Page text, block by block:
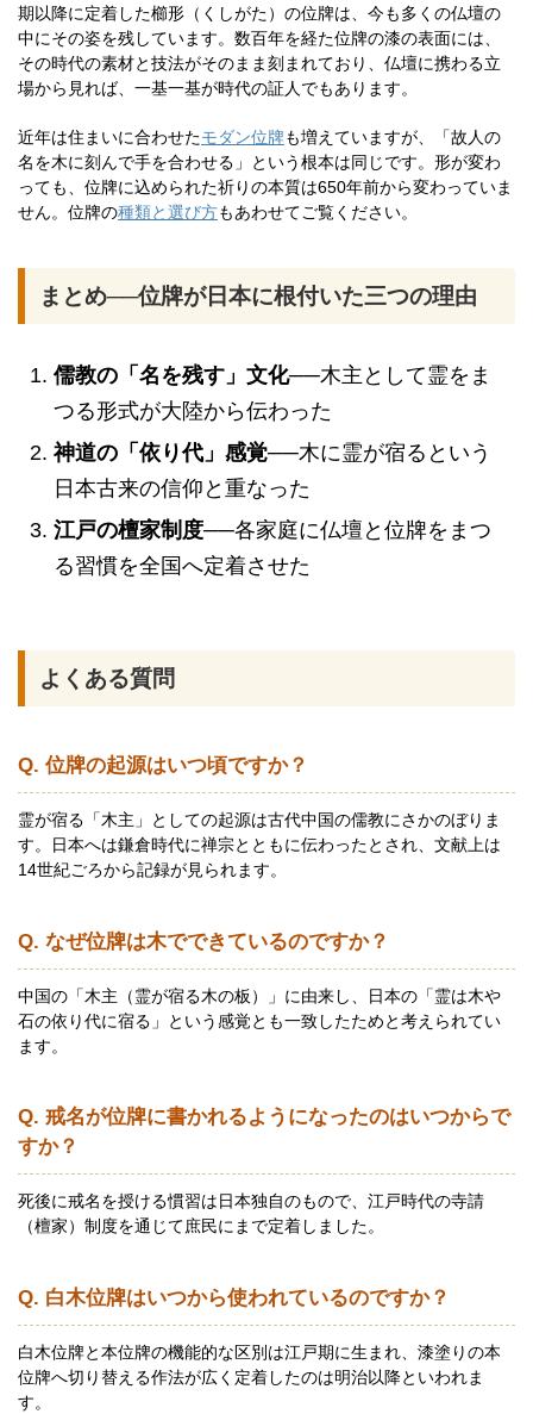
期以降に定着した櫛形（くしがた）の位牌は、今も多くの仏壇の
中にその姿を残しています。数百年を経た位牌の漆の表面には、
その時代の素材と技法がそのまま刻まれており、仏壇に携わる立
場から見れば、一基一基が時代の証人でもあります。
近年は住まいに合わせたモダン位牌も増えていますが、「故人の
名を木に刻んで手を合わせる」という根本は同じです。形が変わ
っても、位牌に込められた祈りの本質は650年前から変わっていま
せん。位牌の種類と選び方もあわせてご覧ください。
まとめ──位牌が日本に根付いた三つの理由
儒教の「名を残す」文化──木主として霊をま
つる形式が大陸から伝わった
神道の「依り代」感覚──木に霊が宿るという
日本古来の信仰と重なった
江戸の檀家制度──各家庭に仏壇と位牌をまつ
る習慣を全国へ定着させた
よくある質問
Q. 位牌の起源はいつ頃ですか？
霊が宿る「木主」としての起源は古代中国の儒教にさかのぼりま
す。日本へは鎌倉時代に禅宗とともに伝わったとされ、文献上は
14世紀ごろから記録が見られます。
Q. なぜ位牌は木でできているのですか？
中国の「木主（霊が宿る木の板）」に由来し、日本の「霊は木や
石の依り代に宿る」という感覚とも一致したためと考えられてい
ます。
Q. 戒名が位牌に書かれるようになったのはいつからで
すか？
死後に戒名を授ける慣習は日本独自のもので、江戸時代の寺請
（檀家）制度を通じて庶民にまで定着しました。
Q. 白木位牌はいつから使われているのですか？
白木位牌と本位牌の機能的な区別は江戸期に生まれ、漆塗りの本
位牌へ切り替える作法が広く定着したのは明治以降といわれま
す。